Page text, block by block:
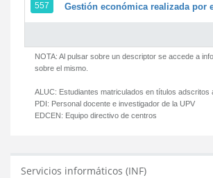
557 Gestión económica realizada por
NOTA: Al pulsar sobre un descriptor se accede a
sobre el mismo.
ALUC: Estudiantes matriculados en títulos adscritos
PDI: Personal docente e investigador de la UPV
EDCEN: Equipo directivo de centros
Servicios informáticos (INF)